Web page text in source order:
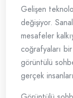
Gelişen
değişiyor.
mesafeler
coğrafyaları
görüntülü
gerçek